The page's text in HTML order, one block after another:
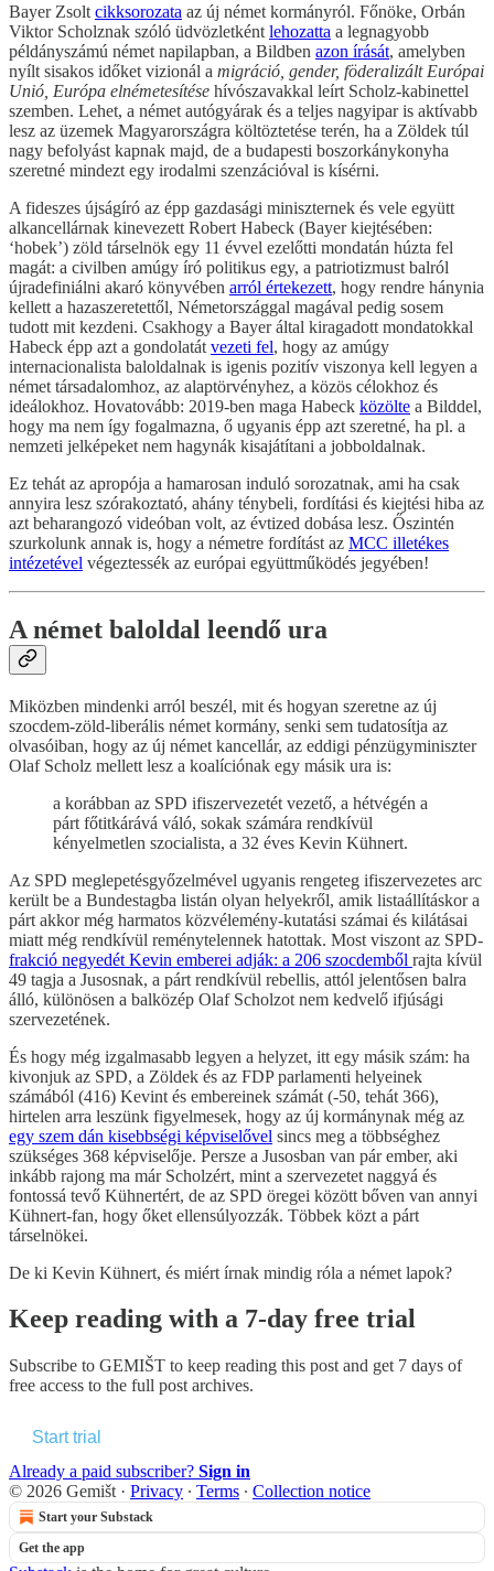
Bayer Zsolt cikksorozata az új német kormányról. Főnöke, Orbán
Viktor Scholznak szóló üdvözletként lehozatta a legnagyobb
példányszámú német napilapban, a Bildben azon írását, amelyben
nyílt sisakos időket vizionál a migráció, gender, föderalizált Európai
Unió, Európa elnémetesítése hívószavakkal leírt Scholz-kabinettel
szemben. Lehet, a német autógyárak és a teljes nagyipar is aktívabb
lesz az üzemek Magyarországra költöztetése terén, ha a Zöldek túl
nagy befolyást kapnak majd, de a budapesti boszorkánykonyha
szeretné mindezt egy irodalmi szenzációval is kísérni.
A fideszes újságíró az épp gazdasági miniszternek és vele együtt
alkancellárnak kinevezett Robert Habeck (Bayer kiejtésében:
‘hobek’) zöld társelnök egy 11 évvel ezelőtti mondatán húzta fel
magát: a civilben amúgy író politikus egy, a patriotizmust balról
újradefiniálni akaró könyvében arról értekezett, hogy rendre hánynia
kellett a hazaszeretettől, Németországgal magával pedig sosem
tudott mit kezdeni. Csakhogy a Bayer által kiragadott mondatokkal
Habeck épp azt a gondolatát vezeti fel, hogy az amúgy
internacionalista baloldalnak is igenis pozitív viszonya kell legyen a
német társadalomhoz, az alaptörvényhez, a közös célokhoz és
ideálokhoz. Hovatovább: 2019-ben maga Habeck közölte a Bilddel,
hogy ma nem így fogalmazna, ő ugyanis épp azt szeretné, ha pl. a
nemzeti jelképeket nem hagynák kisajátítani a jobboldalnak.
Ez tehát az apropója a hamarosan induló sorozatnak, ami ha csak
annyira lesz szórakoztató, ahány ténybeli, fordítási és kiejtési hiba az
azt beharangozó videóban volt, az évtized dobása lesz. Őszintén
szurkolunk annak is, hogy a németre fordítást az MCC illetékes
intézetével végeztessék az európai együttműködés jegyében!
A német baloldal leendő ura
Miközben mindenki arról beszél, mit és hogyan szeretne az új
szocdem-zöld-liberális német kormány, senki sem tudatosítja az
olvasóiban, hogy az új német kancellár, az eddigi pénzügyminiszter
Olaf Scholz mellett lesz a koalíciónak egy másik ura is:
a korábban az SPD ifiszervezetét vezető, a hétvégén a
párt főtitkárává váló, sokak számára rendkívül
kényelmetlen szocialista, a 32 éves Kevin Kühnert.
Az SPD meglepetésgyőzelmével ugyanis rengeteg ifiszervezetes arc
került be a Bundestagba listán olyan helyekről, amik listaállításkor a
párt akkor még harmatos közvélemény-kutatási számai és kilátásai
miatt még rendkívül reménytelennek hatottak. Most viszont az SPD-
frakció negyedét Kevin emberei adják: a 206 szocdemből rajta kívül
49 tagja a Jusosnak, a párt rendkívül rebellis, attól jelentősen balra
álló, különösen a balközép Olaf Scholzot nem kedvelő ifjúsági
szervezetének.
És hogy még izgalmasabb legyen a helyzet, itt egy másik szám: ha
kivonjuk az SPD, a Zöldek és az FDP parlamenti helyeinek
számából (416) Kevint és embereinek számát (-50, tehát 366),
hirtelen arra leszünk figyelmesek, hogy az új kormánynak még az
egy szem dán kisebbségi képviselővel sincs meg a többséghez
szükséges 368 képviselője. Persze a Jusosban van pár ember, aki
inkább rajong ma már Scholzért, mint a szervezetet naggyá és
fontossá tevő Kühnertért, de az SPD öregei között bőven van annyi
Kühnert-fan, hogy őket ellensúlyozzák. Többek közt a párt
társelnökei.
De ki Kevin Kühnert, és miért írnak mindig róla a német lapok?
Keep reading with a 7-day free trial
Subscribe to GEMIŠT to keep reading this post and get 7 days of
free access to the full post archives.
Start trial
Already a paid subscriber? Sign in
© 2026 Gemišt · Privacy ∙ Terms ∙ Collection notice
Start your Substack
Get the app